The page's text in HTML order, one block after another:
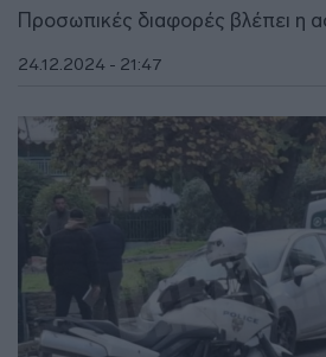
Προσωπικές διαφορές βλέπει η
24.12.2024 - 21:47